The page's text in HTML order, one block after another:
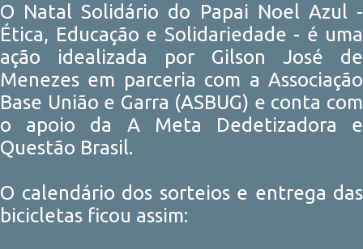
O Natal Solidário do Papai Noel Azul -
Ética, Educação e Solidariedade - é uma
ação idealizada por Gilson José de
Menezes em parceria com a Associação
Base União e Garra (ASBUG) e conta com
o apoio da A Meta Dedetizadora e
Questão Brasil.
O calendário dos sorteios e entrega das
bicicletas ficou assim: